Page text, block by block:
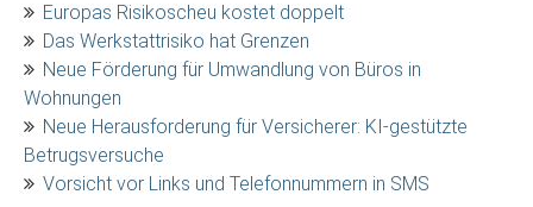
Europas Risikoscheu kostet doppelt
Das Werkstattrisiko hat Grenzen
Neue Förderung für Umwandlung von Büros in
Wohnungen
Neue Herausforderung für Versicherer: KI-gestützte
Betrugsversuche
Vorsicht vor Links und Telefonnummern in SMS